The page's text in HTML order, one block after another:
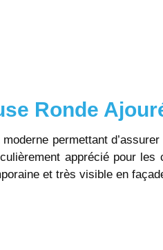
Ronde
permettant
apprécié pour
et très visible en